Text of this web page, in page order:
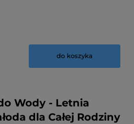
do koszyka
Wody - Letnia
dla Całej Rodziny